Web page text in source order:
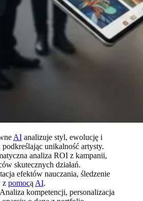
AI analizuje styl, ewolucję i
podkreślając unikalność artysty.
analiza ROI z kampanii,
skutecznych działań.
efektów nauczania, śledzenie
z pomocą AI.
Analiza kompetencji, personalizacja